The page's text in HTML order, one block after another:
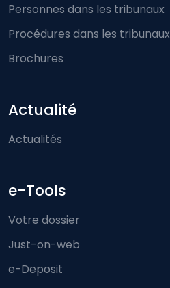
Personnes dans les tribunaux
Procédures dans les tribunaux
Brochures
Actualité
Actualités
e-Tools
Votre dossier
Just-on-web
e-Deposit